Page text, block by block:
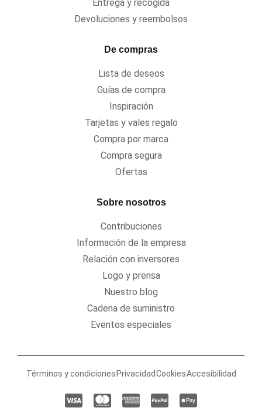
Entrega y recogida
Devoluciones y reembolsos
De compras
Lista de deseos
Guías de compra
Inspiración
Tarjetas y vales regalo
Compra por marca
Compra segura
Ofertas
Sobre nosotros
Contribuciones
Información de la empresa
Relación con inversores
Logo y prensa
Nuestro blog
Cadena de suministro
Eventos especiales
Términos y condiciones PrivacidadCookiesAccesibilidad